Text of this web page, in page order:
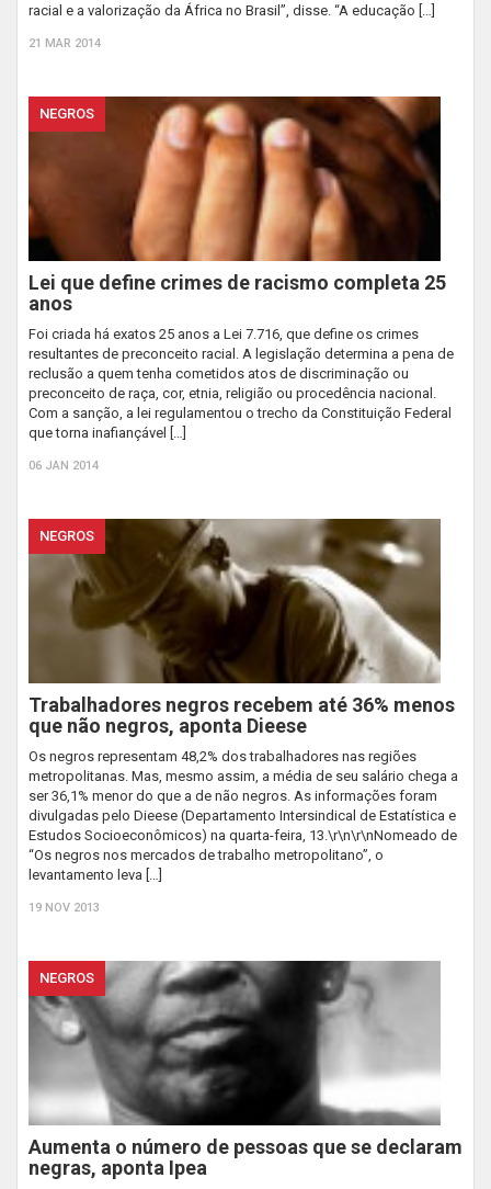
racial e a valorização da África no Brasil”, disse. “A educação […]
21 MAR 2014
NEGROS
Lei que define crimes de racismo completa 25
anos
Foi criada há exatos 25 anos a Lei 7.716, que define os crimes
resultantes de preconceito racial. A legislação determina a pena de
reclusão a quem tenha cometidos atos de discriminação ou
preconceito de raça, cor, etnia, religião ou procedência nacional.
Com a sanção, a lei regulamentou o trecho da Constituição Federal
que torna inafiançável […]
06 JAN 2014
NEGROS
Trabalhadores negros recebem até 36% menos
que não negros, aponta Dieese
Os negros representam 48,2% dos trabalhadores nas regiões
metropolitanas. Mas, mesmo assim, a média de seu salário chega a
ser 36,1% menor do que a de não negros. As informações foram
divulgadas pelo Dieese (Departamento Intersindical de Estatística e
Estudos Socioeconômicos) na quarta-feira, 13.\r\n\r\nNomeado de
“Os negros nos mercados de trabalho metropolitano”, o
levantamento leva […]
19 NOV 2013
NEGROS
Aumenta o número de pessoas que se declaram
negras, aponta Ipea